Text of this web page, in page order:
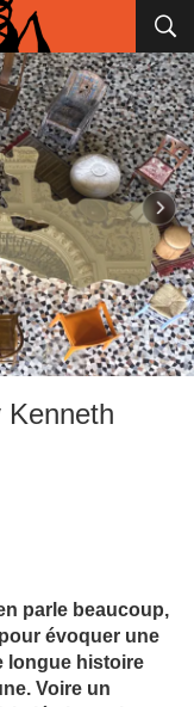
Kenneth
parle beaucoup,
évoquer une
longue histoire
Voire un